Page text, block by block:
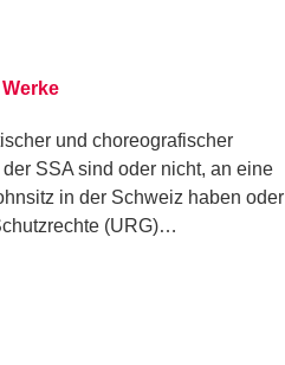
und choreografischer
SSA sind oder nicht, an eine
in der Schweiz haben oder
(URG)…